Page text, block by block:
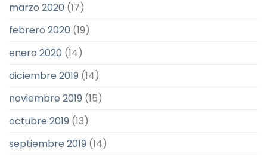
marzo 2020 (17)
febrero 2020 (19)
enero 2020 (14)
diciembre 2019 (14)
noviembre 2019 (15)
octubre 2019 (13)
septiembre 2019 (14)